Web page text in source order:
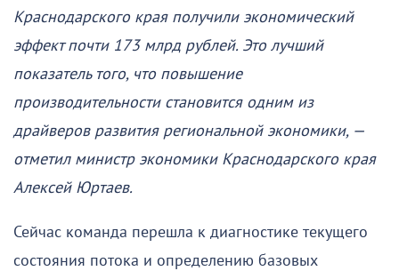
Краснодарского края получили экономический
эффект почти 173 млрд рублей. Это лучший
показатель того, что повышение
производительности становится одним из
драйверов развития региональной экономики, —
отметил министр экономики Краснодарского края
Алексей Юртаев.
Сейчас команда перешла к диагностике текущего
состояния потока и определению базовых